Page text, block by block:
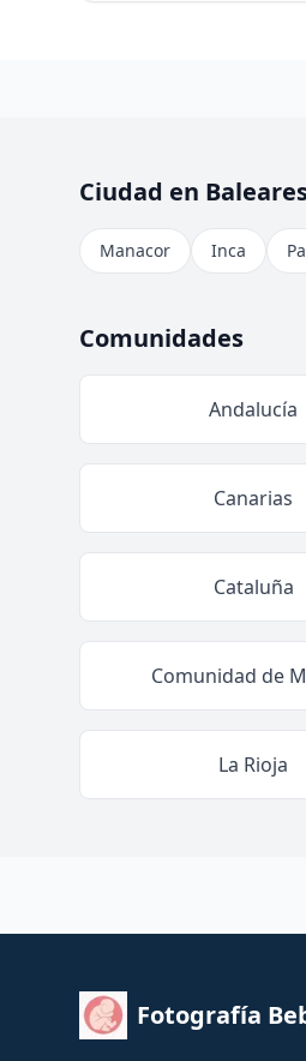
Ciudad en
Manacor Inca
Comunidades
Andalucía
Canarias
Cataluña
Comunidad de
La Rioja
Fotografía